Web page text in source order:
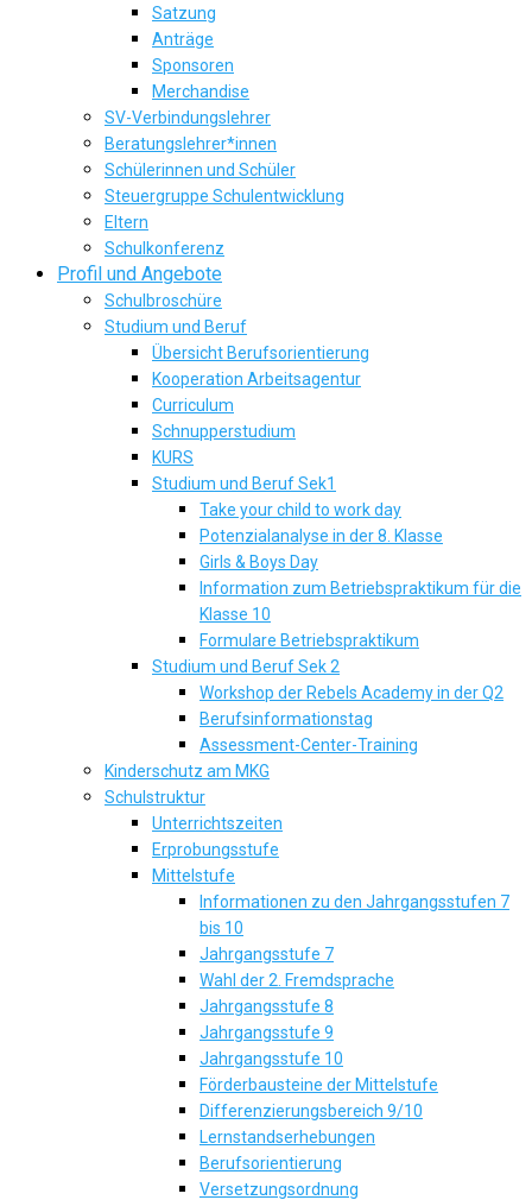
Satzung
Anträge
Sponsoren
Merchandise
SV-Verbindungslehrer
Beratungslehrer*innen
Schülerinnen und Schüler
Steuergruppe Schulentwicklung
Eltern
Schulkonferenz
Profil und Angebote
Schulbroschüre
Studium und Beruf
Übersicht Berufsorientierung
Kooperation Arbeitsagentur
Curriculum
Schnupperstudium
KURS
Studium und Beruf Sek1
Take your child to work day
Potenzialanalyse in der 8. Klasse
Girls & Boys Day
Information zum Betriebspraktikum für die
Klasse 10
Formulare Betriebspraktikum
Studium und Beruf Sek 2
Workshop der Rebels Academy in der Q2
Berufsinformationstag
Assessment-Center-Training
Kinderschutz am MKG
Schulstruktur
Unterrichtszeiten
Erprobungsstufe
Mittelstufe
Informationen zu den Jahrgangsstufen 7
bis 10
Jahrgangsstufe 7
Wahl der 2. Fremdsprache
Jahrgangsstufe 8
Jahrgangsstufe 9
Jahrgangsstufe 10
Förderbausteine der Mittelstufe
Differenzierungsbereich 9/10
Lernstandserhebungen
Berufsorientierung
Versetzungsordnung